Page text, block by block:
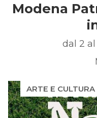
Modena
dal 2
ARTE E CULTURA